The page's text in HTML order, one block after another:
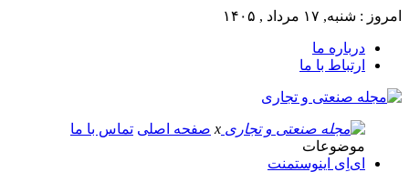
امروز : شنبه, ۱۷ مرداد , ۱۴۰۵
درباره ما
ارتباط با ما
x صفحه اصلی تماس با ما
موضوعات
ای‌اِی اینوستمنت